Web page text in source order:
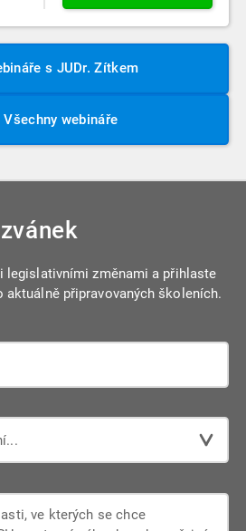
s JUDr. Zítkem
Všechny webináře
legislativními změnami a přihlaste
aktuálně připravovaných školeních.